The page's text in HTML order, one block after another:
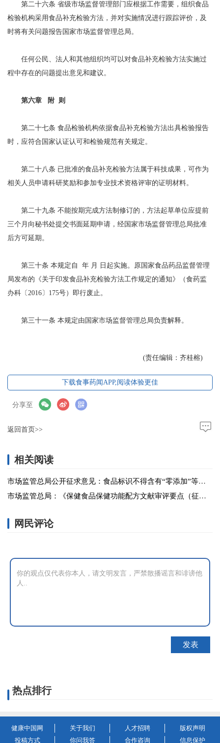
第二十六条 省级市场监督管理部门应根据工作需要，组织食品
检验机构采用食品补充检验方法，并对实施情况进行跟踪评价，及
时将有关问题报告国家市场监督管理总局。
任何公民、法人和其他组织均可以对食品补充检验方法实施过
程中存在的问题提出意见和建议。
第六章 附 则
第二十七条 食品检验机构依据食品补充检验方法出具检验报告
时，应符合国家认证认可和检验规范有关规定。
第二十八条 已批准的食品补充检验方法属于科技成果，可作为
相关人员申请科研奖励和参加专业技术资格评审的证明材料。
第二十九条 不能按期完成方法制修订的，方法起草单位应提前
三个月向秘书处提交书面延期申请，经国家市场监督管理总局批准
后方可延期。
第三十条 本规定自 年 月 日起实施。原国家食品药品监督管理
局发布的《关于印发食品补充检验方法工作规定的通知》（食药监
办科〔2016〕175号）即行废止。
第三十一条 本规定由国家市场监督管理总局负责解释。
(责任编辑：齐桂榕)
下载食事药闻APP,阅读体验更佳
分享至
返回首页>>
相关阅读
市场监管总局公开征求意见：食品标识不得含有“零添加”等字样
市场监管总局：《保健食品保健功能配方文献审评要点（征求意见稿）》公开征求意见
网民评论
热点排行
健康中国网 关于我们 人才招聘
版权声明
投稿方式
你问我答 合作咨询 信息保护